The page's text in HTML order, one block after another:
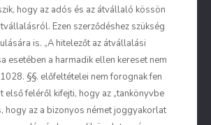
hogy az adós és az átvállaló kössön
Ezen szerződéshez szükség
is. „A hitelezőt az átvállalási
esetében a harmadik ellen kereset nem
§§. előfeltételei nem forognak fen
első feléről kifejti, hogy az „tankönyvbe
hogy az a bizonyos német joggyakorlat